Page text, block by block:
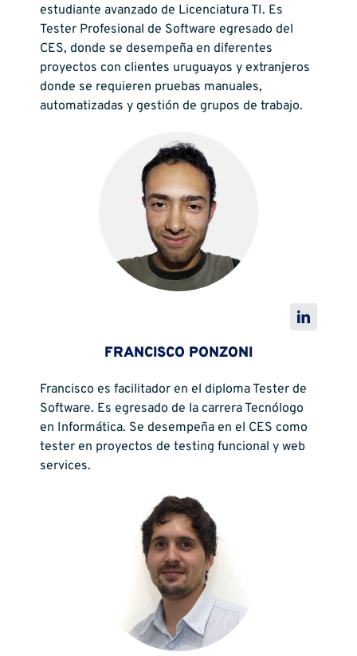
estudiante avanzado de Licenciatura TI. Es
Tester Profesional de Software egresado del
CES, donde se desempeña en diferentes
proyectos con clientes uruguayos y extranjeros
donde se requieren pruebas manuales,
automatizadas y gestión de grupos de trabajo.
FRANCISCO PONZONI
Francisco es facilitador en el diploma Tester de
Software. Es egresado de la carrera Tecnólogo
en Informática. Se desempeña en el CES como
tester en proyectos de testing funcional y web
services.